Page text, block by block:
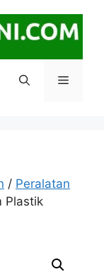
Menu
/ Peralatan
Plastik